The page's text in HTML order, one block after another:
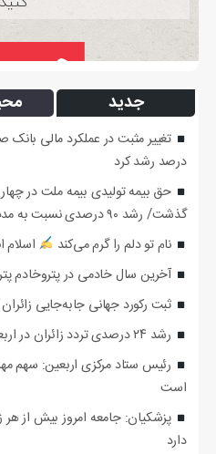
جدید
درصد رشد کرد
گذشت/ رشد ۹۰ درصدی نسبت به مدت مشابه سال گذشته
نام تو دلم را گرم می‌کند
اسلام
آخرین سال خادمی در پتروخادم
ثبت رکورد جهانی جابه‌جایی
رشد ۲۴ درصدی تردد زائران در اربعین از مرز مهران
است
پزشکیان: جامعه امروز بیش از هر
دارد